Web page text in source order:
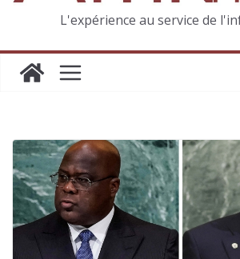
L'expérience au service de